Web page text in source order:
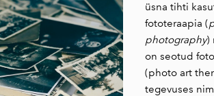
üsna tihti
fototeraapia (
photography)
on seotud
(photo art
tegevuses